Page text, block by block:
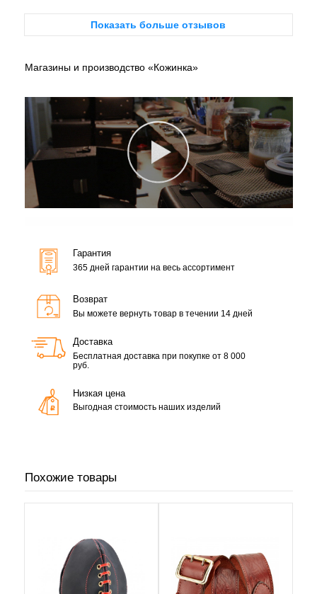
Показать больше отзывов
Магазины и производство «Кожинка»
Гарантия
365 дней гарантии на весь ассортимент
Возврат
Вы можете вернуть товар в течении 14 дней
Доставка
Бесплатная доставка при покупке от 8 000
руб.
Низкая цена
Выгодная стоимость наших изделий
Похожие товары